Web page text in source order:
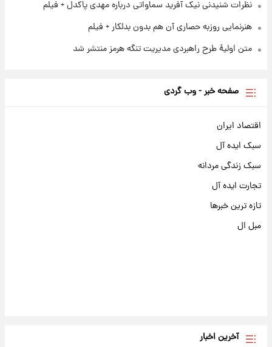
نظرات شنیدنی نیک آفرید سماواتی درباره مهدی پاکدل + فیلم
هنرنمایی روزبه حصاری آن هم بدون بدلکار + فیلم
متن اولیۀ طرح راهبردی مدیریت تنگه هرمز منتشر شد
صفحه خبر - وب گردی
اقتصاد ایران
سبک ایده آل
سبک زندگی مردانه
تجارت ایده آل
تازه ترین خبرها
مبل ال
آخرین اخبار